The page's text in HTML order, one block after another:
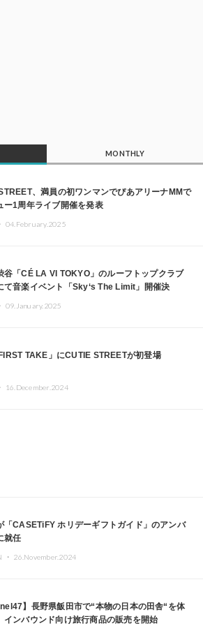
MONTHLY
、満員の初ワンマンでぴあアリーナMMで
ー1周年ライブ開催を発表
04.February.2025
谷「CÉ LA VI TOKYO」のルーフトップクラブ
て音楽イベント「Sky‘s The Limit」開催決
09.January.2025
FIRST TAKE」にCUTIE STREETが初登場
16.December.2024
「CASETiFY ホリデーギフトガイド」のアンバ
就任
・ 26.November.2024
】長野県飯田市で“本物の日本の田舎“を体
インバウンド向け旅行商品の販売を開始